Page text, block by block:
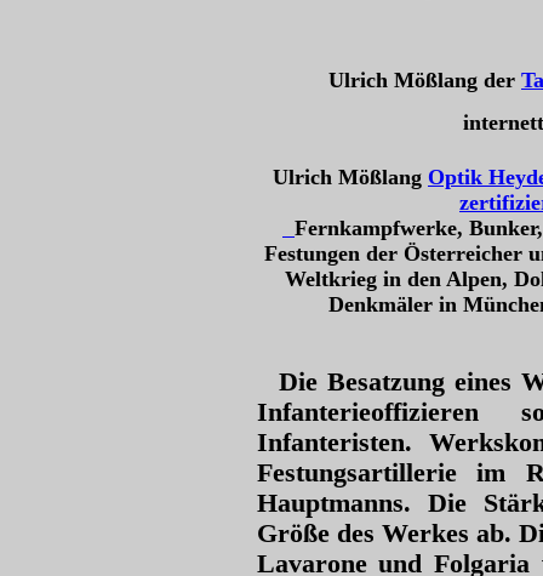
Ulrich Mößlang der
Ulrich Mößlang Optik
Fernkampfwerke,
Festungen der Österreicher
Weltkrieg in den Alpen,
Denkmäler in
Die Besatzung eines
Infanteristen.
Festungsartillerie im
Hauptmanns. Die
Größe des Werkes ab.
Lavarone und Folgaria